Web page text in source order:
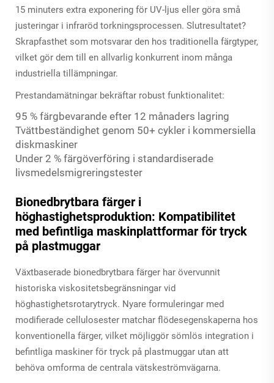
15 minuters extra exponering för UV-ljus eller göra små
justeringar i infraröd torkningsprocessen. Slutresultatet?
Skrapfasthet som motsvarar den hos traditionella färgtyper,
vilket gör dem till en allvarlig konkurrent inom många
industriella tillämpningar.
Prestandamätningar bekräftar robust funktionalitet:
95 % färgbevarande efter 12 månaders lagring
Tvättbeständighet genom 50+ cykler i kommersiella
diskmaskiner
Under 2 % färgöverföring i standardiserade
livsmedelsmigreringstester
Bionedbrytbara färger i
höghastighetsproduktion: Kompatibilitet
med befintliga maskinplattformar för tryck
på plastmuggar
Växtbaserade bionedbrytbara färger har övervunnit
historiska viskositetsbegränsningar vid
höghastighetsrotarytryck. Nyare formuleringar med
modifierade cellulosester matchar flödesegenskaperna hos
konventionella färger, vilket möjliggör sömlös integration i
befintliga maskiner för tryck på plastmuggar utan att
behöva omforma de centrala vätskeströmvägarna.